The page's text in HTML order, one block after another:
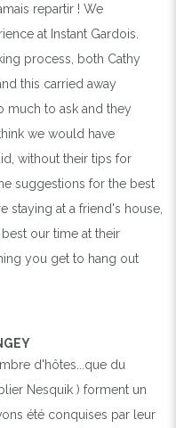
repartir ! We
at Instant Gardois.
process, both Cathy
this carried away
much to ask and they
we would have
without their tips for
suggestions for the best
staying at a friend's house,
our time at their
you get to hang out
d'hôtes...que du
Nesquik ) forment un
été conquises par leur